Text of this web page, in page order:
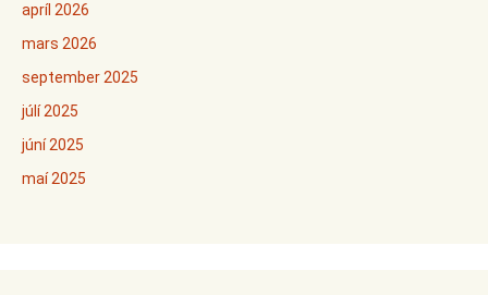
apríl 2026
mars 2026
september 2025
júlí 2025
júní 2025
maí 2025